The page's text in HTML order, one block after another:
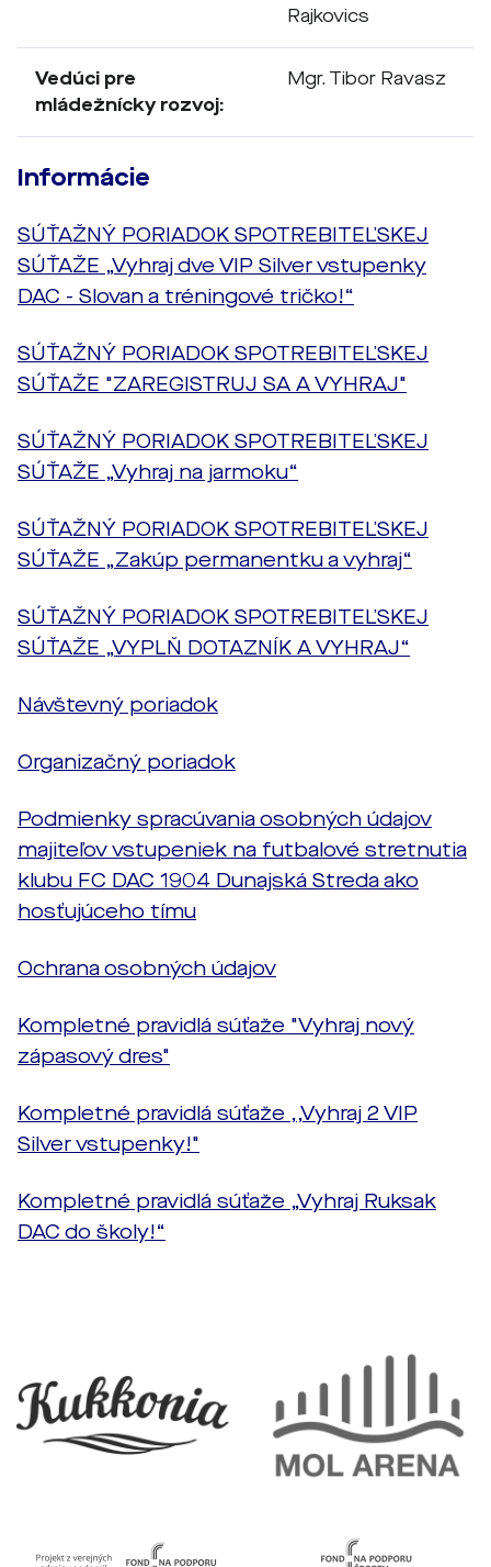
Rajkovics
Vedúci pre
mládežnícky rozvoj:
Mgr. Tibor Ravasz
Informácie
SÚŤAŽNÝ PORIADOK SPOTREBITEĽSKEJ
SÚŤAŽE „Vyhraj dve VIP Silver vstupenky
DAC - Slovan a tréningové tričko!“
SÚŤAŽNÝ PORIADOK SPOTREBITEĽSKEJ
SÚŤAŽE "ZAREGISTRUJ SA A VYHRAJ"
SÚŤAŽNÝ PORIADOK SPOTREBITEĽSKEJ
SÚŤAŽE „Vyhraj na jarmoku“
SÚŤAŽNÝ PORIADOK SPOTREBITEĽSKEJ
SÚŤAŽE „Zakúp permanentku a vyhraj“
SÚŤAŽNÝ PORIADOK SPOTREBITEĽSKEJ
SÚŤAŽE „VYPLŇ DOTAZNÍK A VYHRAJ“
Návštevný poriadok
Organizačný poriadok
Podmienky spracúvania osobných údajov
majiteľov vstupeniek na futbalové stretnutia
klubu FC DAC 1904 Dunajská Streda ako
hosťujúceho tímu
Ochrana osobných údajov
Kompletné pravidlá súťaže "Vyhraj nový
zápasový dres"
Kompletné pravidlá súťaže ,,Vyhraj 2 VIP
Silver vstupenky!"
Kompletné pravidlá súťaže „Vyhraj Ruksak
DAC do školy!“